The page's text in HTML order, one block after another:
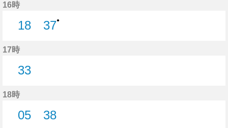
16時
18
37●
17時
33
18時
05
38